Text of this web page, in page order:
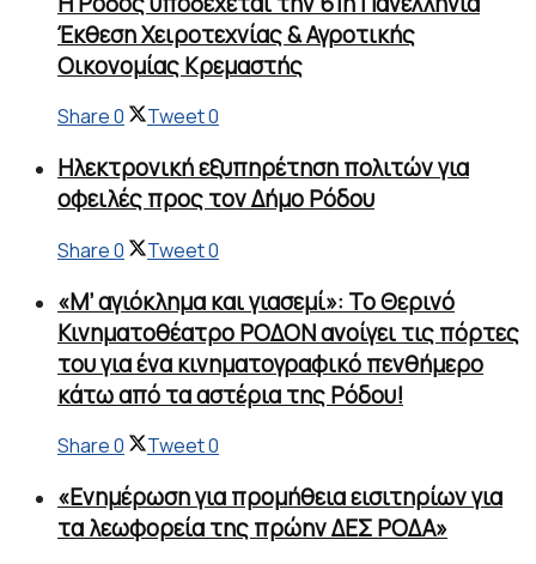
Έκθεση Χειροτεχνίας & Αγροτικής
Οικονομίας Κρεμαστής
Share0 Tweet0
Ηλεκτρονική εξυπηρέτηση πολιτών για
οφειλές προς τον Δήμο Ρόδου
Share0 Tweet0
«Μ’ αγιόκλημα και γιασεμί»: Το Θερινό
Κινηματοθέατρο ΡΟΔΟΝ ανοίγει τις πόρτες
του για ένα κινηματογραφικό πενθήμερο
κάτω από τα αστέρια της Ρόδου!
Share0 Tweet0
«Ενημέρωση για προμήθεια εισιτηρίων για
τα λεωφορεία της πρώην ΔΕΣ ΡΟΔΑ»